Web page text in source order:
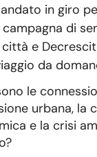
in giro
di
e
da
le
urbana, la
e la crisi